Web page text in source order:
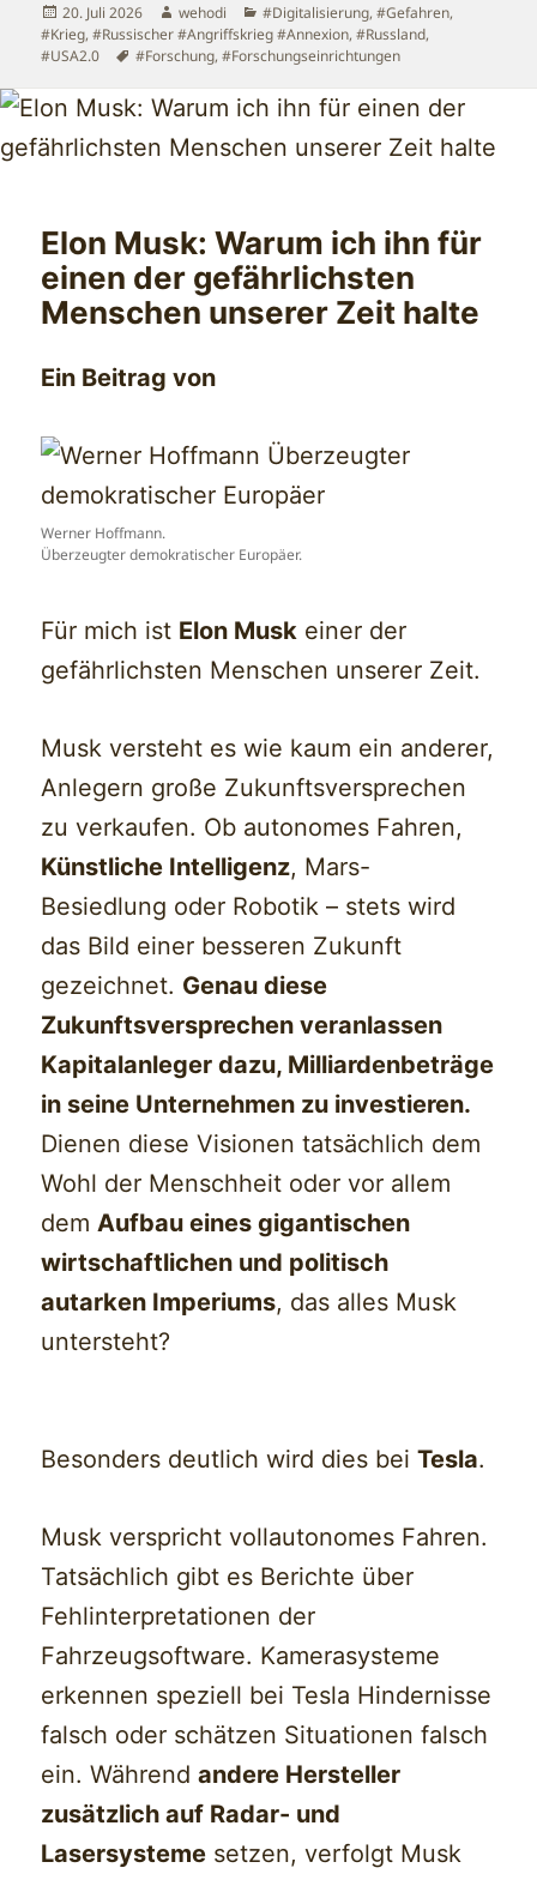
Veröffentlicht
am
20. Juli 2026 Autor
wehodi Kategorien
#Digitalisierung,#Gefahren,
#Krieg,#Russischer #Angriffskrieg #Annexion,#Russland,
#USA2.0
Schlagwörter
#Forschung,#Forschungseinrichtungen
Elon Musk: Warum ich ihn für
einen der gefährlichsten
Menschen unserer Zeit halte
Ein Beitrag von
Werner Hoffmann.
Überzeugter demokratischer Europäer.
Für mich ist Elon Musk einer der
gefährlichsten Menschen unserer Zeit.
Musk versteht es wie kaum ein anderer,
Anlegern große Zukunftsversprechen
zu verkaufen. Ob autonomes Fahren,
Künstliche Intelligenz, Mars-
Besiedlung oder Robotik – stets wird
das Bild einer besseren Zukunft
gezeichnet. Genau diese
Zukunftsversprechen veranlassen
Kapitalanleger dazu, Milliardenbeträge
in seine Unternehmen zu investieren.
Dienen diese Visionen tatsächlich dem
Wohl der Menschheit oder vor allem
demAufbau eines gigantischen
wirtschaftlichen und politisch
autarken Imperiums, das alles Musk
untersteht?
Besonders deutlich wird dies beiTesla.
Musk verspricht vollautonomes Fahren.
Tatsächlich gibt es Berichte über
Fehlinterpretationen der
Fahrzeugsoftware. Kamerasysteme
erkennen speziell bei Tesla Hindernisse
falsch oder schätzen Situationen falsch
ein. Währendandere Hersteller
zusätzlich auf Radar- und
Lasersysteme setzen, verfolgt Musk